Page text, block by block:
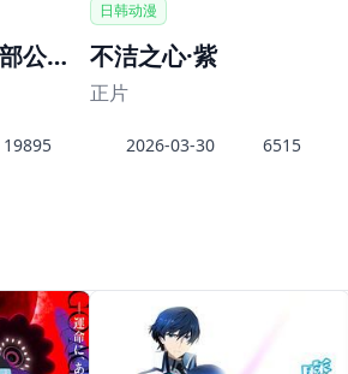
圣华女学院高等部公认竿叔叔
19895
日韩动漫
不洁之心·紫
正片
2026-03-30 6515